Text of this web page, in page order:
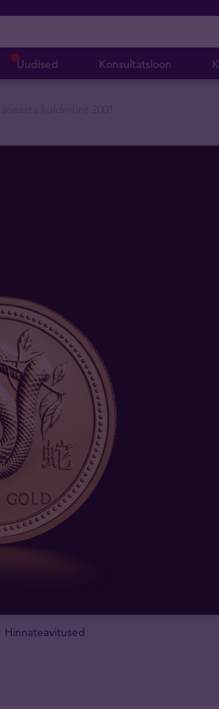
Uudised Konsultatsioon
Hinnateavitused